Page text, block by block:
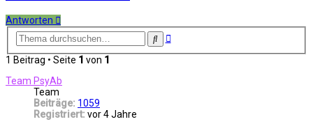
Antworten
SucheErweiterte
1 Beitrag • Seite 1 von 1
Team PsyAb
Team
Beiträge: 1059
Registriert: vor 4 Jahre